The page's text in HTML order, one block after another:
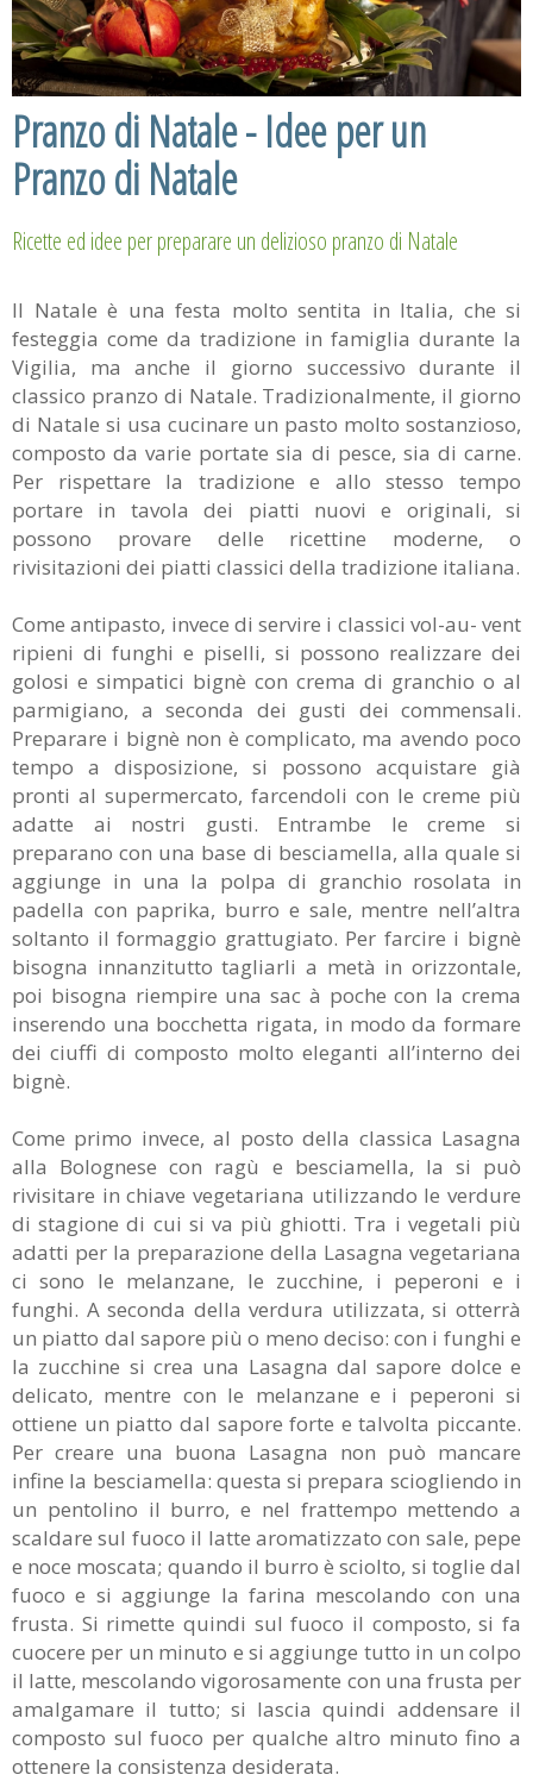
Pranzo di Natale - Idee per un
Pranzo di Natale
Ricette ed idee per preparare un delizioso pranzo di Natale
Il Natale è una festa molto sentita in Italia, che si
festeggia come da tradizione in famiglia durante la
Vigilia, ma anche il giorno successivo durante il
classico pranzo di Natale. Tradizionalmente, il giorno
di Natale si usa cucinare un pasto molto sostanzioso,
composto da varie portate sia di pesce, sia di carne.
Per rispettare la tradizione e allo stesso tempo
portare in tavola dei piatti nuovi e originali, si
possono provare delle ricettine moderne, o
rivisitazioni dei piatti classici della tradizione italiana.
Come antipasto, invece di servire i classici vol-au- vent
ripieni di funghi e piselli, si possono realizzare dei
golosi e simpatici bignè con crema di granchio o al
parmigiano, a seconda dei gusti dei commensali.
Preparare i bignè non è complicato, ma avendo poco
tempo a disposizione, si possono acquistare già
pronti al supermercato, farcendoli con le creme più
adatte ai nostri gusti. Entrambe le creme si
preparano con una base di besciamella, alla quale si
aggiunge in una la polpa di granchio rosolata in
padella con paprika, burro e sale, mentre nell’altra
soltanto il formaggio grattugiato. Per farcire i bignè
bisogna innanzitutto tagliarli a metà in orizzontale,
poi bisogna riempire una sac à poche con la crema
inserendo una bocchetta rigata, in modo da formare
dei ciuffi di composto molto eleganti all’interno dei
bignè.
Come primo invece, al posto della classica Lasagna
alla Bolognese con ragù e besciamella, la si può
rivisitare in chiave vegetariana utilizzando le verdure
di stagione di cui si va più ghiotti. Tra i vegetali più
adatti per la preparazione della Lasagna vegetariana
ci sono le melanzane, le zucchine, i peperoni e i
funghi. A seconda della verdura utilizzata, si otterrà
un piatto dal sapore più o meno deciso: con i funghi e
la zucchine si crea una Lasagna dal sapore dolce e
delicato, mentre con le melanzane e i peperoni si
ottiene un piatto dal sapore forte e talvolta piccante.
Per creare una buona Lasagna non può mancare
infine la besciamella: questa si prepara sciogliendo in
un pentolino il burro, e nel frattempo mettendo a
scaldare sul fuoco il latte aromatizzato con sale, pepe
e noce moscata; quando il burro è sciolto, si toglie dal
fuoco e si aggiunge la farina mescolando con una
frusta. Si rimette quindi sul fuoco il composto, si fa
cuocere per un minuto e si aggiunge tutto in un colpo
il latte, mescolando vigorosamente con una frusta per
amalgamare il tutto; si lascia quindi addensare il
composto sul fuoco per qualche altro minuto fino a
ottenere la consistenza desiderata.